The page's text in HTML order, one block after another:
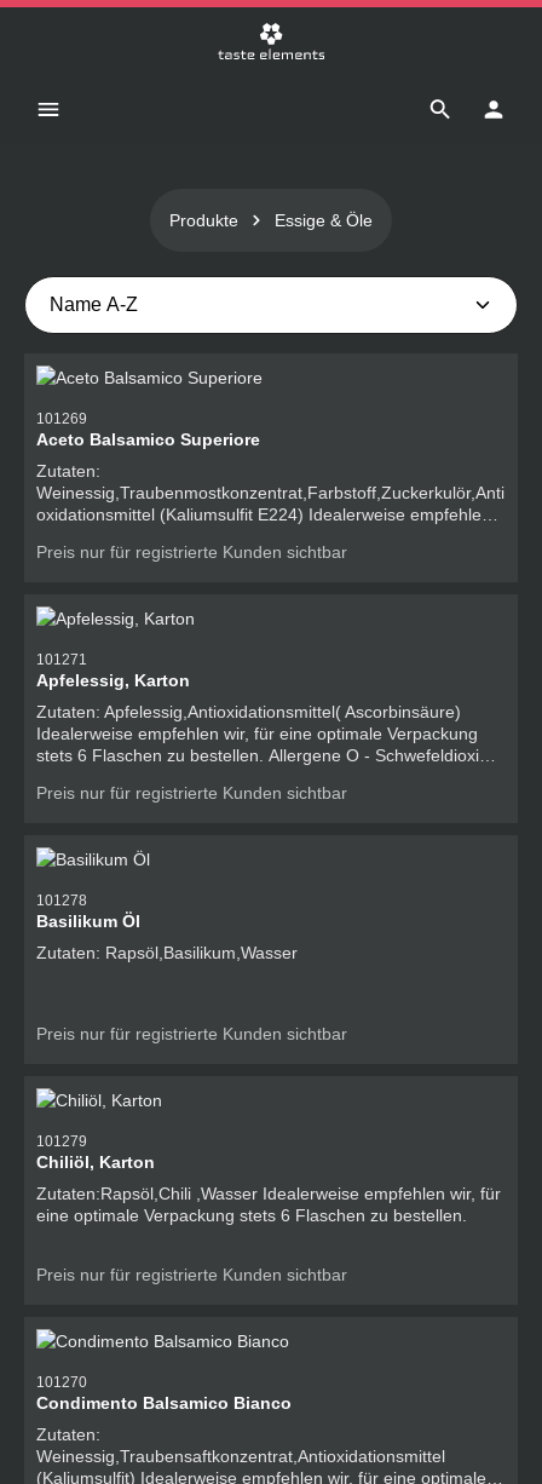
Produkte Essige & Öle
101269
Aceto Balsamico Superiore
Zutaten:
Weinessig,Traubenmostkonzentrat,Farbstoff,Zuckerkulör,Anti
oxidationsmittel (Kaliumsulfit E224) Idealerweise empfehlen
bestellen. Allergene O - Schwefeldioxid und Sulfite
Preis nur für registrierte Kunden sichtbar
101271
Apfelessig, Karton
Zutaten: Apfelessig,Antioxidationsmittel( Ascorbinsäure)
Idealerweise empfehlen wir, für eine optimale Verpackung
stets 6 Flaschen zu bestellen. Allergene O - Schwefeldioxid
Preis nur für registrierte Kunden sichtbar
101278
Basilikum Öl
Zutaten: Rapsöl,Basilikum,Wasser
Preis nur für registrierte Kunden sichtbar
101279
Chiliöl, Karton
Zutaten:Rapsöl,Chili ,Wasser Idealerweise empfehlen wir, für
eine optimale Verpackung stets 6 Flaschen zu bestellen.
Preis nur für registrierte Kunden sichtbar
101270
Condimento Balsamico Bianco
Zutaten:
Weinessig,Traubensaftkonzentrat,Antioxidationsmittel
(Kaliumsulfit) Idealerweise empfehlen wir, für eine optimale